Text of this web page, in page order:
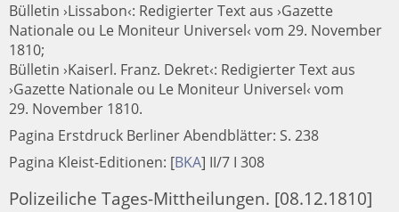
Bülletin ›Lissabon‹: Redigierter Text aus ›Gazette
Nationale ou Le Moniteur Universel‹ vom 29. November
1810;
Bülletin ›Kaiserl. Franz. Dekret‹: Redigierter Text aus
›Gazette Nationale ou Le Moniteur Universel‹ vom
29. November 1810.
Pagina Erstdruck Berliner Abendblätter: S. 238
Pagina Kleist-Editionen: [BKA] II/7 I 308
Polizeiliche Tages-Mittheilungen. [08.12.1810]